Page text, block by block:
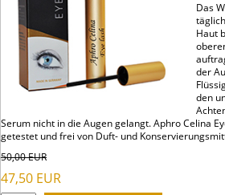
Das
Haut
der
den
Serum nicht in die Augen gelangt. Aphro Celina
getestet und frei von Duft- und
50,00EUR
47,50 EUR